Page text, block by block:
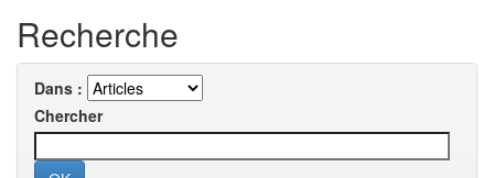
Recherche
Dans :
Chercher